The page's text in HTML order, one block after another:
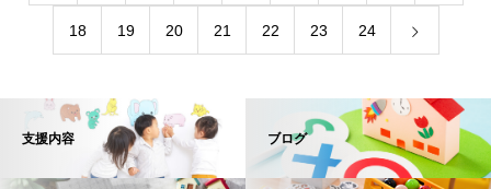
18 19 20 21 22 23 24
支援内容 ブログ